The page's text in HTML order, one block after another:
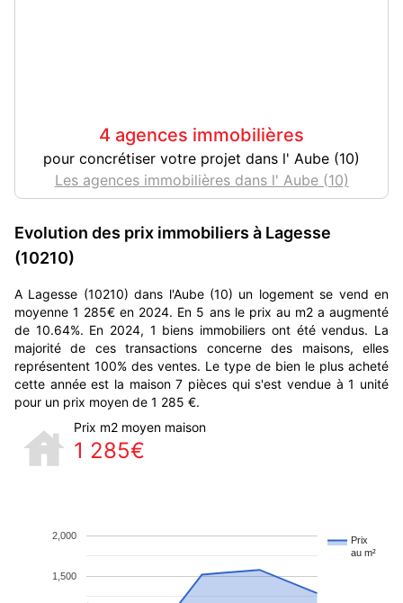
4 agences immobilières
pour concrétiser votre projet dans l' Aube (10)
Les agences immobilières dans l' Aube (10)
Evolution des prix immobiliers à Lagesse
(10210)
A Lagesse (10210) dans l'Aube (10) un logement se vend en
moyenne 1 285€ en 2024. En 5 ans le prix au m2 a augmenté
de 10.64%. En 2024, 1 biens immobiliers ont été vendus. La
majorité de ces transactions concerne des maisons, elles
représentent 100% des ventes. Le type de bien le plus acheté
cette année est la maison 7 pièces qui s'est vendue à 1 unité
pour un prix moyen de 1 285 €.
Prix m2 moyen maison
1 285€
Prix
au m²
1,500
2,000